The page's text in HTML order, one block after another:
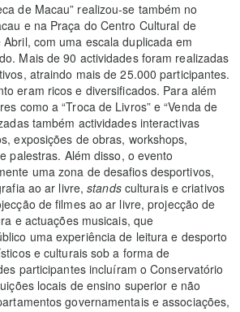
de Macau” realizou-se também no
e na Praça do Centro Cultural de
com uma escala duplicada em
Mais de 90 actividades foram realizadas
atraindo mais de 25.000 participantes.
eram ricos e diversificados. Para além
como a “Troca de Livros” e “Venda de
também actividades interactivas
exposições de obras, workshops,
palestras. Além disso, o evento
uma zona de desafios desportivos,
ao ar livre,standsculturais e criativos
de filmes ao ar livre, projecção de
e actuações musicais, que
uma experiência de leitura e desporto
e culturais sob a forma de
participantes incluíram o Conservatório
locais de ensino superior e não
governamentais e associações,